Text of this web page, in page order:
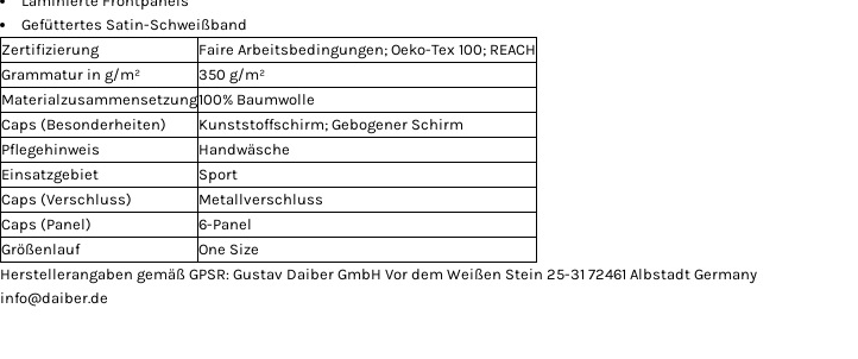
Gefüttertes Satin-Schweißband
Zertifizierung
Faire Arbeitsbedingungen; Oeko-Tex 100; REACH
Grammatur in g/m²
350 g/m²
Materialzusammensetzung100% Baumwolle
Caps (Besonderheiten)
Kunststoffschirm; Gebogener Schirm
Pflegehinweis
Handwäsche
Einsatzgebiet
Sport
Caps (Verschluss)
Metallverschluss
Caps (Panel)
6-Panel
Größenlauf
One Size
Herstellerangaben gemäß GPSR: Gustav Daiber GmbH Vor dem Weißen Stein 25-31 72461 Albstadt Germany
info@daiber.de